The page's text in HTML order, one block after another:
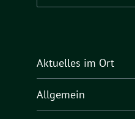
Aktuelles im Ort
Allgemein